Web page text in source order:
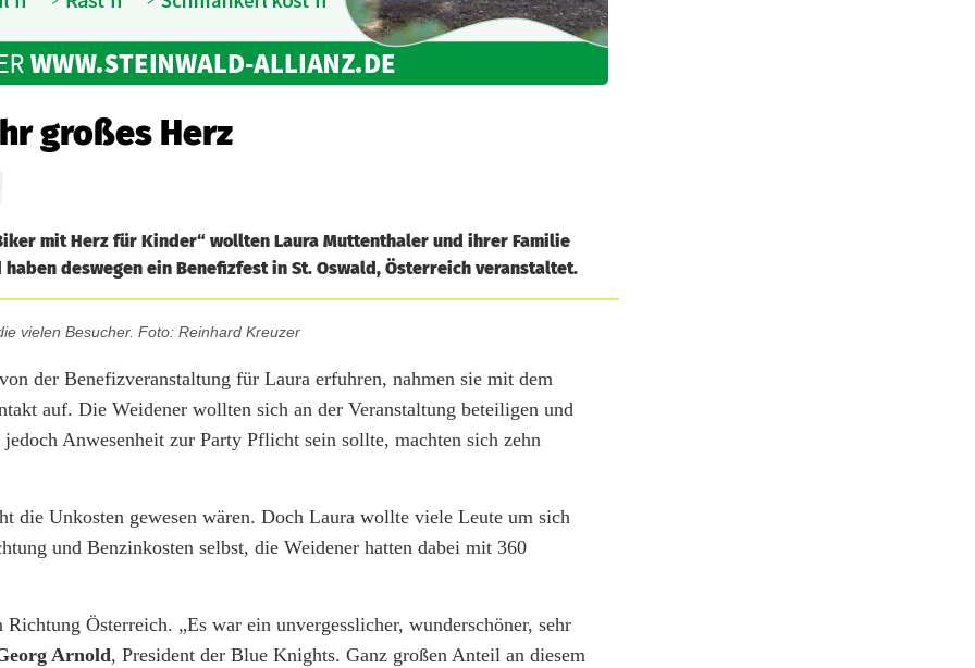
großes Herz
mit Herz für Kinder“ wollten Laura Muttenthaler und ihrer Familie
deswegen ein Benefizfest in St. Oswald, Österreich veranstaltet.
vielen Besucher. Foto: Reinhard Kreuzer
der Benefizveranstaltung für Laura erfuhren, nahmen sie mit dem
auf. Die Weidener wollten sich an der Veranstaltung beteiligen und
Anwesenheit zur Party Pflicht sein sollte, machten sich zehn
die Unkosten gewesen wären. Doch Laura wollte viele Leute um sich
und Benzinkosten selbst, die Weidener hatten dabei mit 360
Österreich. „Es war ein unvergesslicher, wunderschöner, sehr
Arnold, President der Blue Knights. Ganz großen Anteil an diesem